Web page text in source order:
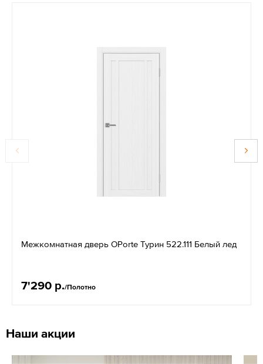
Межкомнатная дверь OPorte Турин 522.111 Белый лед
7'290 р./Полотно
Наши акции